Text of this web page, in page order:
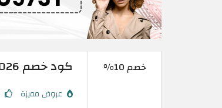
خصم 10% كود خصم BloomingBox 2026 | استمتع بخصم 10%
عروض مميزة